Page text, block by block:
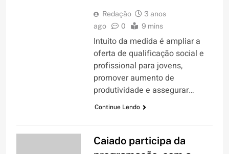
Redação
3 anos
ago
0 9 mins
Intuito da medida é ampliar a
oferta de qualificação social e
profissional para jovens,
promover aumento de
produtividade e assegurar…
Continue Lendo
Caiado participa da